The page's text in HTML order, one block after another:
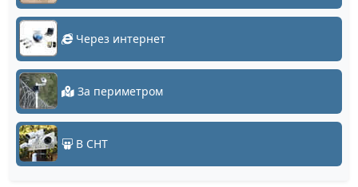
Через интернет
За периметром
В СНТ